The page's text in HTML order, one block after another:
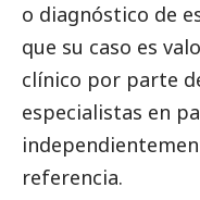
o diagnóstico de
que su caso es
clínico por parte
especialistas en
referencia.